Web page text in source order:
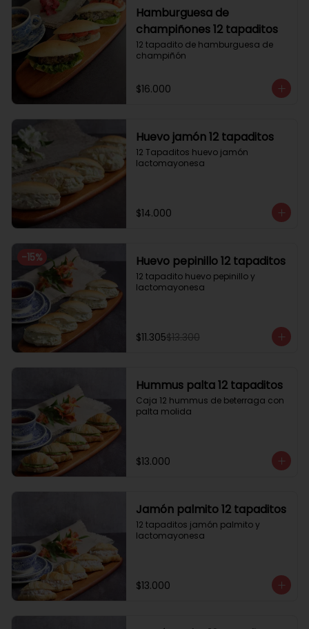
Hamburguesa de
champiñones 12 tapaditos
12 tapadito de hamburguesa de
champiñón
$16.000
Huevo jamón 12 tapaditos
12 Tapaditos huevo jamón
lactomayonesa
$14.000
-15% Huevo pepinillo 12 tapaditos
12 tapadito huevo pepinillo y
lactomayonesa
$11.305$13.300
Hummus palta 12 tapaditos
Caja 12 hummus de beterraga con
palta molida
$13.000
Jamón palmito 12 tapaditos
12 tapaditos jamón palmito y
lactomayonesa
$13.000